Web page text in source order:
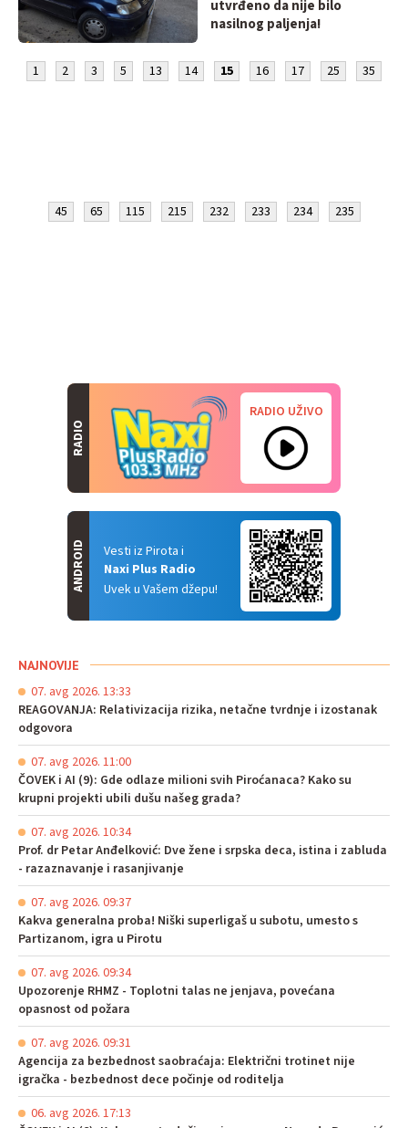
utvrđeno da nije bilo
nasilnog paljenja!
1 2 3 5 13 14 15 16 17 25 35
45 65 115 215 232 233 234 235
RADIO
RADIO UŽIVO
Vesti iz Pirota i
Naxi Plus Radio
Uvek u Vašem džepu!
ANDROID
NAJNOVIJE
07. avg 2026. 13:33
REAGOVANJA: Relativizacija rizika, netačne tvrdnje i izostanak
odgovora
07. avg 2026. 11:00
ČOVEK i AI (9): Gde odlaze milioni svih Piroćanaca? Kako su
krupni projekti ubili dušu našeg grada?
07. avg 2026. 10:34
Prof. dr Petar Anđelković: Dve žene i srpska deca, istina i zabluda
- razaznavanje i rasanjivanje
07. avg 2026. 09:37
Kakva generalna proba! Niški superligaš u subotu, umesto s
Partizanom, igra u Pirotu
07. avg 2026. 09:34
Upozorenje RHMZ - Toplotni talas ne jenjava, povećana
opasnost od požara
07. avg 2026. 09:31
Agencija za bezbednost saobraćaja: Električni trotinet nije
igračka - bezbednost dece počinje od roditelja
06. avg 2026. 17:13